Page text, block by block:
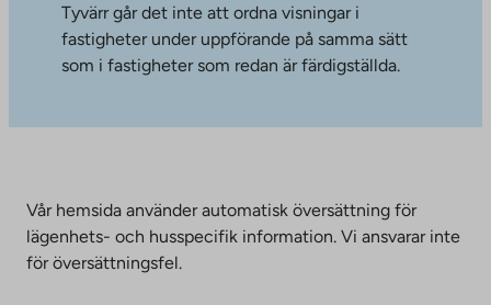
Tyvärr går det inte att ordna visningar i
fastigheter under uppförande på samma sätt
som i fastigheter som redan är färdigställda.
Vår hemsida använder automatisk översättning för
lägenhets- och husspecifik information. Vi ansvarar inte
för översättningsfel.